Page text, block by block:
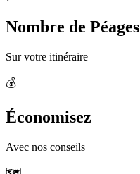
Nombre de Péages
Sur votre itinéraire
💰
Économisez
Avec nos conseils